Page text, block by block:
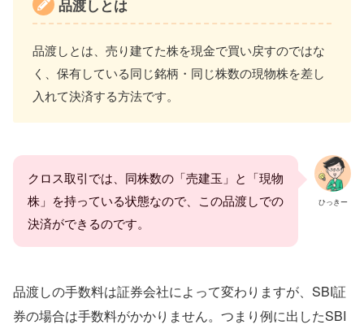
品渡しとは
品渡しとは、売り建てた株を現金で買い戻すのではな
く、保有している同じ銘柄・同じ株数の現物株を差し
入れて決済する方法です。
クロス取引では、同株数の「売建玉」と「現物
株」を持っている状態なので、この品渡しでの
決済ができるのです。
ひっきー
品渡しの手数料は証券会社によって変わりますが、SBI証
券の場合は手数料がかかりません。つまり例に出したSBI